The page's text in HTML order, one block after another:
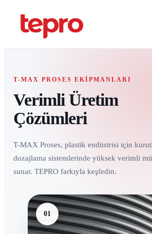
T-MAX PROSES EKIPMANLARI
Verimli Üretim
Çözümleri
T-MAX Proses, plastik endüstrisi için
dozajlama sistemlerinde yüksek verimli
sunar. TEPRO farkıyla keşfedin.
01